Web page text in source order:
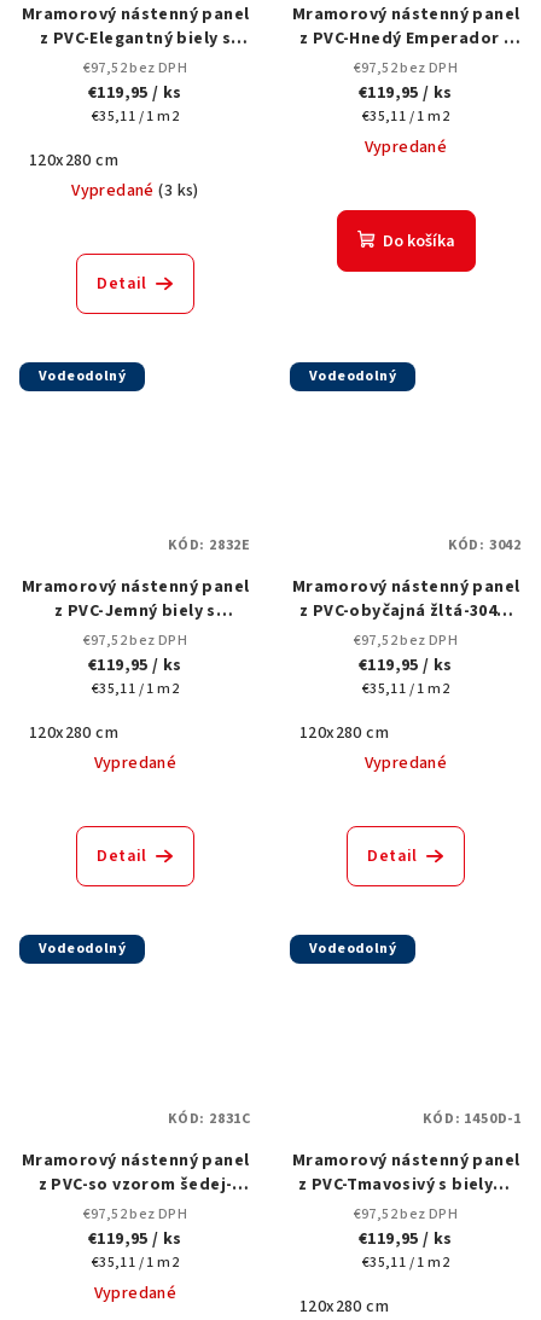
Mramorový nástenný panel
z PVC-Elegantný biely s
výraznými sivými a
zlatohnedými
žilkami,-1451A-120x280 cm
€97,52 bez DPH
€119,95/ ks
Jednotková
€35,11 / 1 m2
120x280 cm
Vypredané(3 ks)
Detail
Mramorový nástenný panel
z PVC-Hnedý Emperador s
jedinečnou pórovitou
textúrou-1445D1-120x280
cm
€97,52 bez DPH
€119,95/ ks
Jednotková
cena:
€35,11 / 1 m2
Vypredané
Do košíka
Vodeodolný
Mramorový nástenný panel
z PVC-Jemný biely s
mäkkými sivými žilami -
Elegantný dizajn -2832E-
120x280 cm
€97,52 bez DPH
€119,95/ ks
Jednotková
€35,11 / 1 m2
120x280 cm
Vypredané
Detail
KÓD: 2832E
Vodeodolný
Mramorový nástenný panel
z PVC-obyčajná žltá-3042-
120x280 cm
€97,52 bez DPH
€119,95/ ks
Jednotková
€35,11 / 1 m2
120x280 cm
Vypredané
Detail
KÓD: 3042
Vodeodolný
Mramorový nástenný panel
z PVC-so vzorom šedej-
Elegantný a odolný povrch-
2831C-120x280 cm
€97,52 bez DPH
€119,95/ ks
Jednotková
cena:
€35,11 / 1 m2
Vypredané
KÓD: 2831C
Vodeodolný
Mramorový nástenný panel
z PVC-Tmavosivý s bielymi
bleskovými žilami1450D-1 -
280x120cm
€97,52 bez DPH
€119,95/ ks
Jednotková
€35,11 / 1 m2
120x280 cm
KÓD: 1450D-1